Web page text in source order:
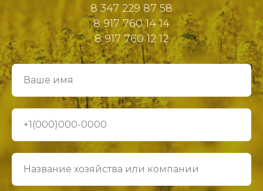
8 347 229 87 58
8 917 760 14 14
8 917 760 12 12